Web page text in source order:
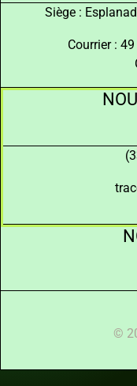
Siège :
Courrier :
©